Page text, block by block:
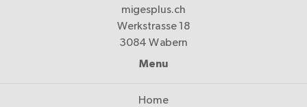
migesplus.ch
Werkstrasse 18
3084 Wabern
Menu
Home